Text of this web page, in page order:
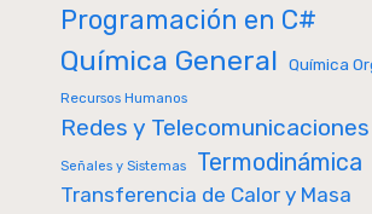
Programación en C#
Química General Química
Recursos Humanos
Redes y Telecomunicaciones
Señales y Sistemas Termodinámica
Transferencia de Calor y Masa